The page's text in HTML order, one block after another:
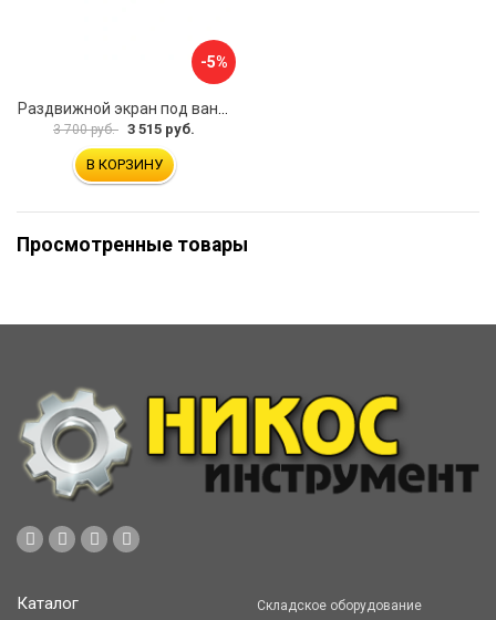
-5%
3 700 руб. 3 515 руб.
В КОРЗИНУ
Просмотренные товары
Каталог
Складское оборудование